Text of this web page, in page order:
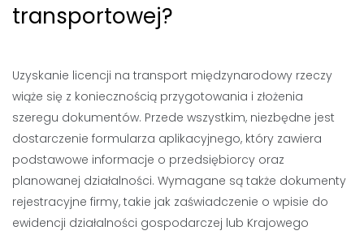
transportowej?
Uzyskanie licencji na transport międzynarodowy rzeczy
wiąże się z koniecznością przygotowania i złożenia
szeregu dokumentów. Przede wszystkim, niezbędne jest
dostarczenie formularza aplikacyjnego, który zawiera
podstawowe informacje o przedsiębiorcy oraz
planowanej działalności. Wymagane są także dokumenty
rejestracyjne firmy, takie jak zaświadczenie o wpisie do
ewidencji działalności gospodarczej lub Krajowego